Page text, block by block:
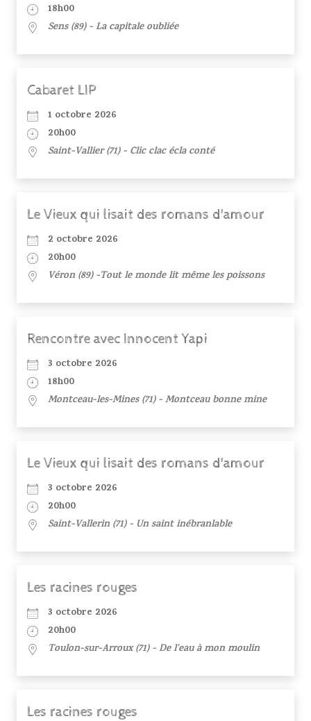
18h00
Sens (89) - La capitale oubliée
Cabaret LIP
1 octobre 2026
20h00
Saint-Vallier (71) - Clic clac écla conté
Le Vieux qui lisait des romans d'amour
2 octobre 2026
20h00
Véron (89) -Tout le monde lit même les poissons
Rencontre avec Innocent Yapi
3 octobre 2026
18h00
Montceau-les-Mines (71) - Montceau bonne mine
Le Vieux qui lisait des romans d'amour
3 octobre 2026
20h00
Saint-Vallerin (71) - Un saint inébranlable
Les racines rouges
3 octobre 2026
20h00
Toulon-sur-Arroux (71) - De l'eau à mon moulin
Les racines rouges